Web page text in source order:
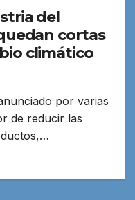
del
cortas
climático
por varias
de reducir las